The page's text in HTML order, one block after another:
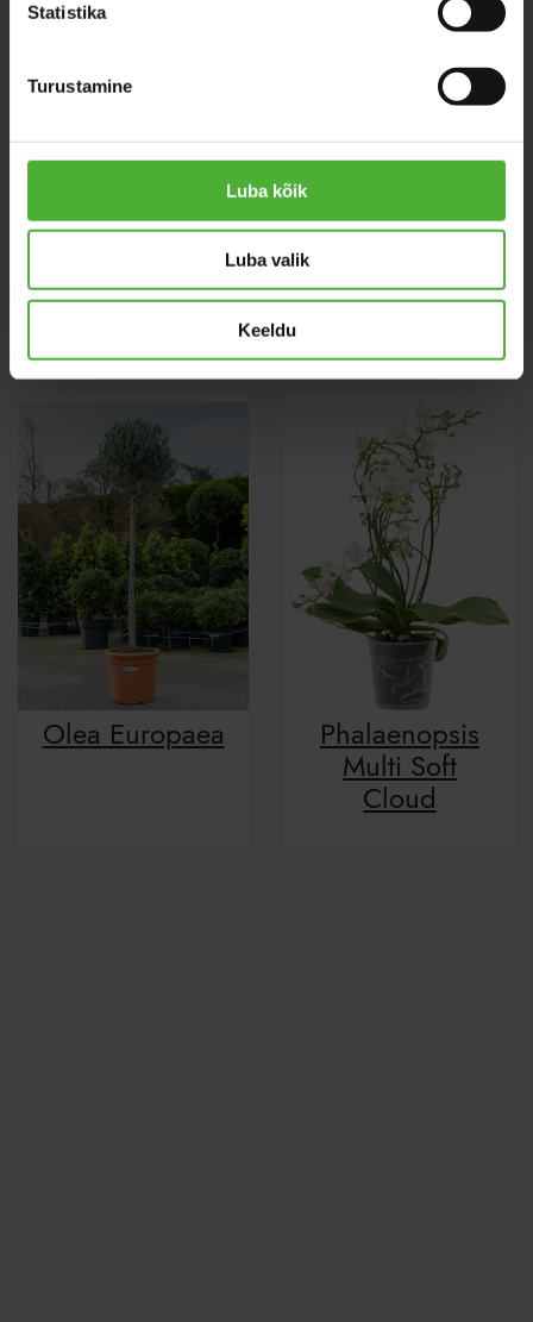
Statistika
Turustamine
Luba kõik
Luba valik
Keeldu
Oerstediana
Tassmania
Olea Europaea
Phalaenopsis
Multi Soft
Cloud